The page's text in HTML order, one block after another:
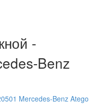
-
Benz